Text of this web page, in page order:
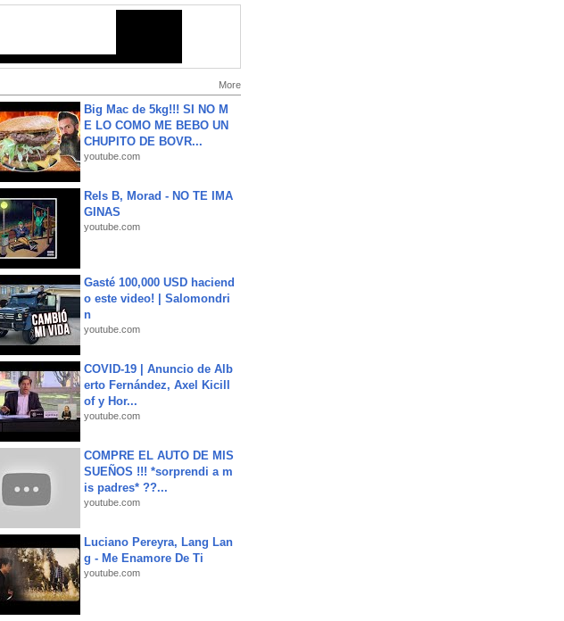
More
Big Mac de 5kg!!! SI NO M
E LO COMO ME BEBO UN
CHUPITO DE BOVR...
youtube.com
Rels B, Morad - NO TE IMA
GINAS
youtube.com
Gasté 100,000 USD haciend
o este video! | Salomondri
n
youtube.com
COVID-19 | Anuncio de Alb
erto Fernández, Axel Kicill
of y Hor...
youtube.com
COMPRE EL AUTO DE MIS
SUEÑOS !!! *sorprendi a m
is padres* ??...
youtube.com
Luciano Pereyra, Lang Lan
g - Me Enamore De Ti
youtube.com